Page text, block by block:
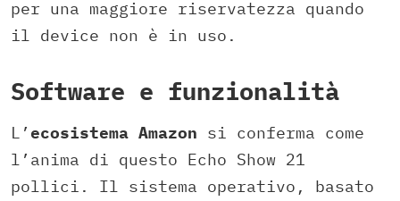
per una maggiore riservatezza quando
il device non è in uso.
Software e funzionalità
L’ ecosistema Amazon si conferma come
l’anima di questo Echo Show 21
pollici. Il sistema operativo, basato